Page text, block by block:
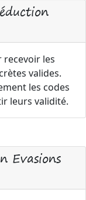
les
valides.
les codes
leurs validité.
Evasions